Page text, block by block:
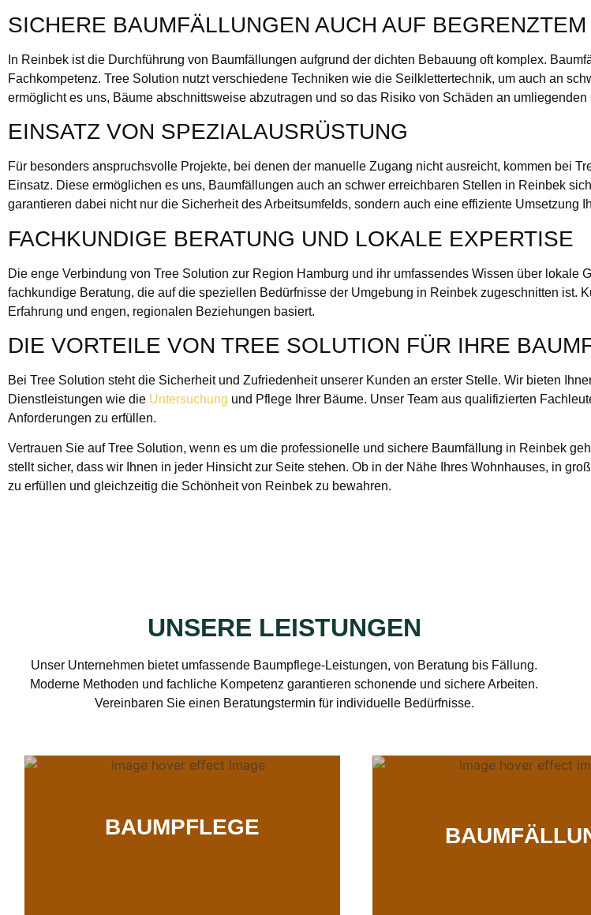
SICHERE BAUMFÄLLUNGEN AUCH AUF BEGRENZTEM
In Reinbek ist die Durchführung von Baumfällungen aufgrund der dichten Bebauung oft komplex.
Fachkompetenz. Tree Solution nutzt verschiedene Techniken wie die Seilklettertechnik, um auch an
ermöglicht es uns, Bäume abschnittsweise abzutragen und so das Risiko von Schäden an
EINSATZ VON SPEZIALAUSRÜSTUNG
Für besonders anspruchsvolle Projekte, bei denen der manuelle Zugang nicht ausreicht, kommen bei
Einsatz. Diese ermöglichen es uns, Baumfällungen auch an schwer erreichbaren Stellen in Reinbek
garantieren dabei nicht nur die Sicherheit des Arbeitsumfelds, sondern auch eine effiziente Umsetzung
FACHKUNDIGE BERATUNG UND LOKALE EXPERTISE
Die enge Verbindung von Tree Solution zur Region Hamburg und ihr umfassendes Wissen über
fachkundige Beratung, die auf die speziellen Bedürfnisse der Umgebung in Reinbek zugeschnitten ist.
Erfahrung und engen, regionalen Beziehungen basiert.
DIE VORTEILE VON TREE SOLUTION FÜR IHRE
Bei Tree Solution steht die Sicherheit und Zufriedenheit unserer Kunden an erster Stelle. Wir bieten
Dienstleistungen wie die Untersuchung und Pflege Ihrer Bäume. Unser Team aus qualifizierten
Anforderungen zu erfüllen.
Vertrauen Sie auf Tree Solution, wenn es um die professionelle und sichere Baumfällung in Reinbek
stellt sicher, dass wir Ihnen in jeder Hinsicht zur Seite stehen. Ob in der Nähe Ihres Wohnhauses, in
zu erfüllen und gleichzeitig die Schönheit von Reinbek zu bewahren.
UNSERE LEISTUNGEN
Unser Unternehmen bietet umfassende Baumpflege-Leistungen, von Beratung bis Fällung.
Moderne Methoden und fachliche Kompetenz garantieren schonende und sichere Arbeiten.
Vereinbaren Sie einen Beratungstermin für individuelle Bedürfnisse.
BAUMPFLEGE